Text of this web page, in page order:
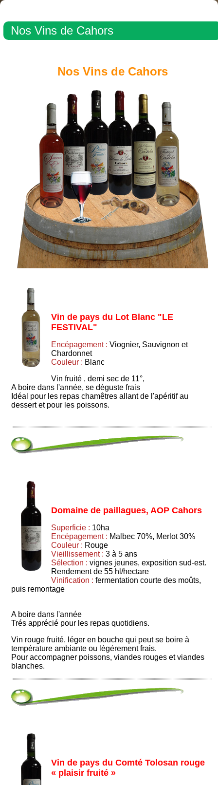
Nos Vins de Cahors
Nos Vins de Cahors
Vin de pays du Lot Blanc "LE
FESTIVAL"
Encépagement : Viognier, Sauvignon et
Chardonnet
Couleur : Blanc
Vin fruité , demi sec de 11°,
A boire dans l'année, se déguste frais
Idéal pour les repas chamêtres allant de l'apéritif au
dessert et pour les poissons.
Domaine de paillagues, AOP Cahors
Superficie : 10ha
Encépagement : Malbec 70%, Merlot 30%
Couleur : Rouge
Vieillissement : 3 à 5 ans
Sélection : vignes jeunes, exposition sud-est.
Rendement de 55 hl/hectare
Vinification : fermentation courte des moûts,
puis remontage
A boire dans l'année
Trés apprécié pour les repas quotidiens.
Vin rouge fruité, léger en bouche qui peut se boire à
température ambiante ou légérement frais.
Pour accompagner poissons, viandes rouges et viandes
blanches.
Vin de pays du Comté Tolosan rouge
« plaisir fruité »